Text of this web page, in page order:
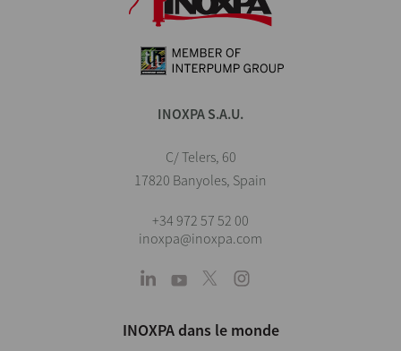
INOXPA S.A.U.
C/ Telers, 60
17820 Banyoles, Spain
+34 972 57 52 00
inoxpa@inoxpa.com
INOXPA dans le monde